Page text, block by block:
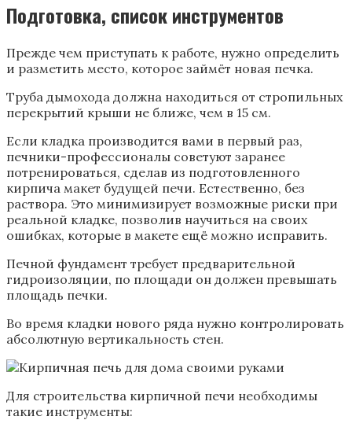
Подготовка, список инструментов
Прежде чем приступать к работе, нужно определить
и разметить место, которое займёт новая печка.
Труба дымохода должна находиться от стропильных
перекрытий крыши не ближе, чем в 15 см.
Если кладка производится вами в первый раз,
печники-профессионалы советуют заранее
потренироваться, сделав из подготовленного
кирпича макет будущей печи. Естественно, без
раствора. Это минимизирует возможные риски при
реальной кладке, позволив научиться на своих
ошибках, которые в макете ещё можно исправить.
Печной фундамент требует предварительной
гидроизоляции, по площади он должен превышать
площадь печки.
Во время кладки нового ряда нужно контролировать
абсолютную вертикальность стен.
Для строительства кирпичной печи необходимы
такие инструменты: